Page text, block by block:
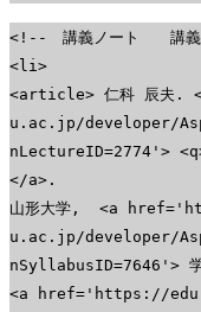
<!-- 講義ノート 講
<li>
<article> 仁科 辰夫.
u.ac.jp/developer/
nLectureID=2774'>
</a>.
山形大学, <a
u.ac.jp/developer/
nSyllabusID=7646'>
<a href='https://